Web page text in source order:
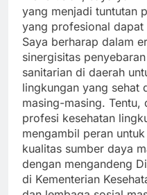
yang menjadi tuntutan
yang profesional
Saya berharap dalam
sinergisitas
sanitarian di daerah
lingkungan yang sehat
masing-masing. Tentu,
profesi kesehatan
mengambil peran
kualitas sumber daya
dengan mengandeng
di Kementerian